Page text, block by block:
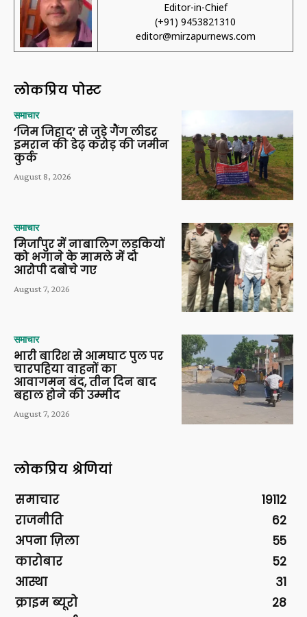
Editor-in-Chief
(+91) 9453821310
editor@mirzapurnews.com
लोकप्रिय पोस्ट
समाचार
‘जिम जिहाद’ से जुड़े गैंग लीडर
इमरान की डेढ़ करोड़ की जमीन
कुर्क
August 8, 2026
समाचार
मिर्जापुर में नाबालिग लड़कियों
को भगाने के मामले में दो
आरोपी दबोचे गए
August 7, 2026
समाचार
भारी बारिश से आमघाट पुल पर
चारपहिया वाहनों का
आवागमन बंद, तीन दिन बाद
बहाल होने की उम्मीद
August 7, 2026
लोकप्रिय श्रेणियां
समाचार
19112
राजनीति
62
अपना ज़िला
55
कारोबार
52
आस्था
31
क्राइम ब्यूरो
28